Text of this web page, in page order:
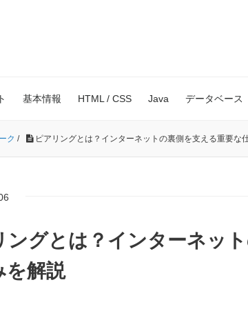
基本情報 HTML / CSS Java データベース
ク / ピアリングとは？インターネットの裏側を支える重要な
ングとは？インターネッ
を解説